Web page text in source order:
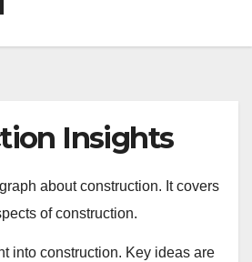
Insights
about construction. It covers
of construction.
into construction. Key ideas are